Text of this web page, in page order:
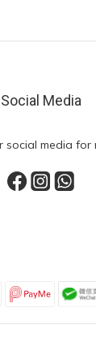
Social Media
media